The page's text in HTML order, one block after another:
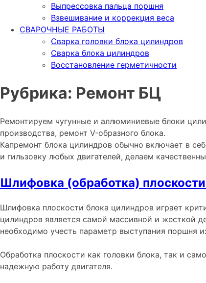
Выпрессовка пальца поршня
Взвешивание и коррекция веса
СВАРОЧНЫЕ РАБОТЫ
Сварка головки блока цилиндров
Сварка блока цилиндров
Восстановление герметичности
Рубрика: Ремонт БЦ
Ремонтируем чугунные и аллюминиевые блоки
производства, ремонт V-образного блока.
Капремонт блока цилиндров обычно включает в
и гильзовку любых двигателей, делаем
Шлифовка (обработка)
Шлифовка плоскости блока цилиндров играет
цилиндров является самой массивной и жесткой
необходимо учесть параметр выступания поршня
Обработка плоскости как головки блока, так и
надежную работу двигателя.